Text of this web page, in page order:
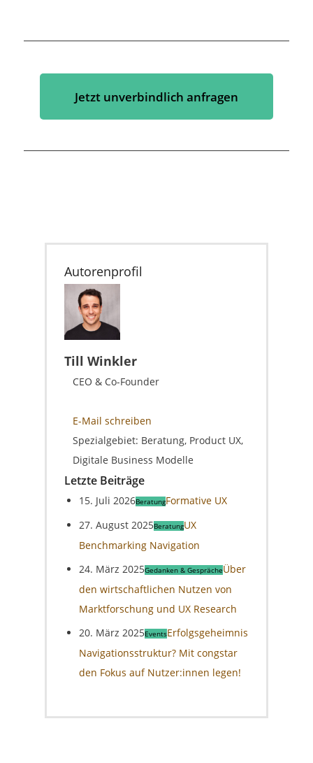
Jetzt unverbindlich anfragen
Autorenprofil
Till Winkler
CEO & Co-Founder
E-Mail schreiben
Spezialgebiet: Beratung, Product UX,
Digitale Business Modelle
Letzte Beiträge
15. Juli 2026BeratungFormative UX
27. August 2025BeratungUX
Benchmarking Navigation
24. März 2025Gedanken & GesprächeÜber
den wirtschaftlichen Nutzen von
Marktforschung und UX Research
20. März 2025EventsErfolgsgeheimnis
Navigationsstruktur? Mit congstar
den Fokus auf Nutzer:innen legen!